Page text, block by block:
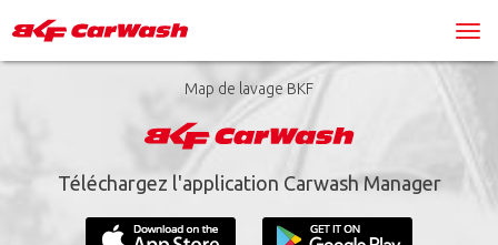
Map de lavage BKF
Téléchargez l'application Carwash Manager